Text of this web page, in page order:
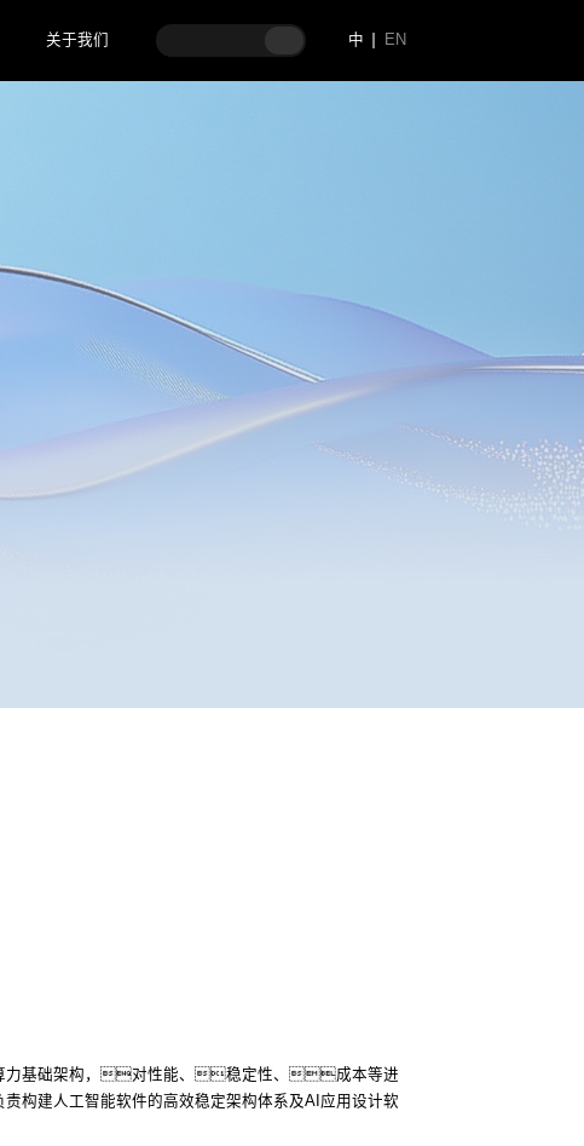
关于我们 中 EN
力基础架构，对性能、稳定性、成本等进
建人工智能软件的高效稳定架构体系及AI应用设计软